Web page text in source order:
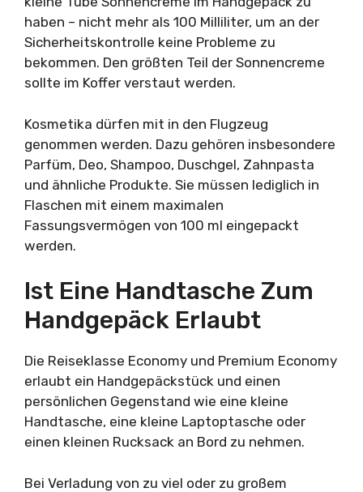
haben – nicht mehr als 100 Milliliter, um an der
Sicherheitskontrolle keine Probleme zu
bekommen. Den größten Teil der Sonnencreme
sollte im Koffer verstaut werden.
Kosmetika dürfen mit in den Flugzeug
genommen werden. Dazu gehören insbesondere
Parfüm, Deo, Shampoo, Duschgel, Zahnpasta
und ähnliche Produkte. Sie müssen lediglich in
Flaschen mit einem maximalen
Fassungsvermögen von 100 ml eingepackt
werden.
Ist Eine Handtasche Zum
Handgepäck Erlaubt
Die Reiseklasse Economy und Premium Economy
erlaubt ein Handgepäckstück und einen
persönlichen Gegenstand wie eine kleine
Handtasche, eine kleine Laptoptasche oder
einen kleinen Rucksack an Bord zu nehmen.
Bei Verladung von zu viel oder zu großem